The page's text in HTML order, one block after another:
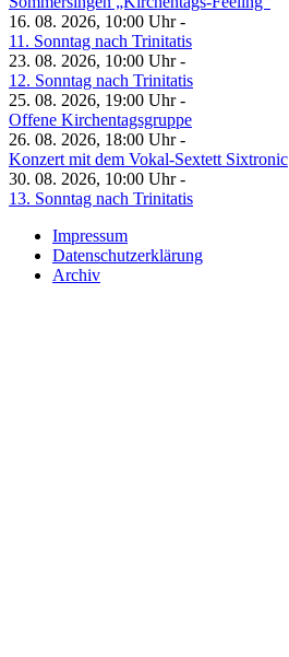
16. 08. 2026, 10:00 Uhr -
11. Sonntag nach Trinitatis
23. 08. 2026, 10:00 Uhr -
12. Sonntag nach Trinitatis
25. 08. 2026, 19:00 Uhr -
Offene Kirchentagsgruppe
26. 08. 2026, 18:00 Uhr -
Konzert mit dem Vokal-Sextett Sixtronic
30. 08. 2026, 10:00 Uhr -
13. Sonntag nach Trinitatis
Impressum
Datenschutzerklärung
Archiv